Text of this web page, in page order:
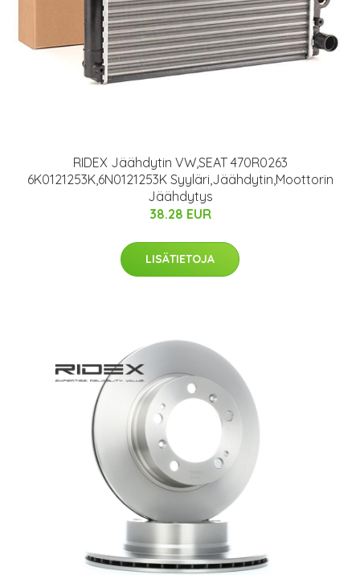
RIDEX Jäähdytin VW,SEAT 470R0263
6K0121253K,6N0121253K Syyläri,Jäähdytin,Moottorin
Jäähdytys
38.28 EUR
LISÄTIETOJA